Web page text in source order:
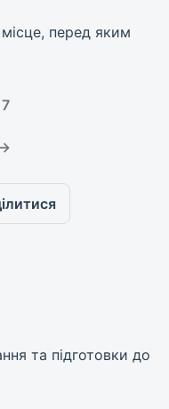
перед яким
та підготовки до